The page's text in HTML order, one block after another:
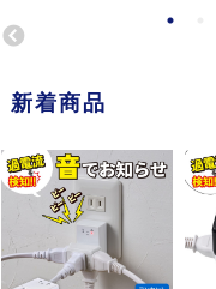
新着商品